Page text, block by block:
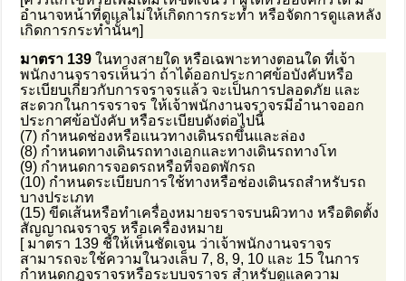
อำนาจหน้าที่ดูแลไม่ให้เกิดการกระทำ หรือจัดการดูแลหลัง
เกิดการกระทำนั้นๆ]
มาตรา 139ในทางสายใด หรือเฉพาะทางตอนใด ที่เจ้า
พนักงานจราจรเห็นว่า ถ้าได้ออกประกาศข้อบังคับหรือ
ระเบียบเกี่ยวกับการจราจรแล้ว จะเป็นการปลอดภัย และ
สะดวกในการจราจร ให้เจ้าพนักงานจราจรมีอำนาจออก
ประกาศข้อบังคับ หรือระเบียบดังต่อไปนี้
(7) กำหนดช่องหรือแนวทางเดินรถขึ้นและล่อง
(8) กำหนดทางเดินรถทางเอกและทางเดินรถทางโท
(9) กำหนดการจอดรถหรือที่จอดพักรถ
(10) กำหนดระเบียบการใช้ทางหรือช่องเดินรถสำหรับรถ
บางประเภท
(15) ขีดเส้นหรือทำเครื่องหมายจราจรบนผิวทาง หรือติดตั้ง
สัญญาณจราจร หรือเครื่องหมาย
[ มาตรา 139 ชี้ให้เห็นชัดเจน ว่าเจ้าพนักงานจราจร
สามารถจะใช้ความในวงเล็บ 7, 8, 9, 10 และ 15 ในการ
กำหนดกฎจราจรหรือระบบจราจร สำหรับดูแลความ